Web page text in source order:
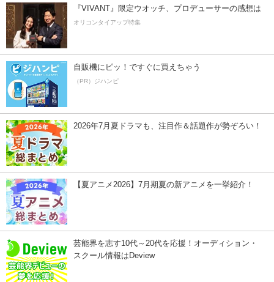
『VIVANT』限定ウオッチ、プロデューサーの感想は
オリコンタイアップ特集
自販機にピッ！ですぐに買えちゃう
（PR）ジハンピ
2026年7月夏ドラマも、注目作＆話題作が勢ぞろい！
【夏アニメ2026】7月期夏の新アニメを一挙紹介！
芸能界を志す10代～20代を応援！オーディション・
スクール情報はDeview